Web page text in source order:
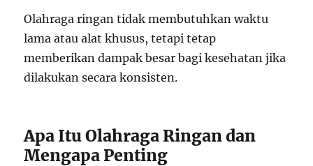
Olahraga ringan tidak membutuhkan waktu
lama atau alat khusus, tetapi tetap
memberikan dampak besar bagi kesehatan jika
dilakukan secara konsisten.
Apa Itu Olahraga Ringan dan
Mengapa Penting